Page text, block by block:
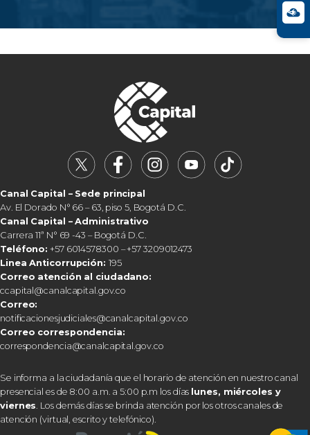
Canal Capital – Sede principal
Av. El Dorado N° 66 – 63, piso 5, Bogotá D.C.
Canal Capital – Administrativo
Carrera 11ª N° 69 -43 – Bogotá D.C.
Teléfono: +57 6014578300 – +57 3209012473
Linea Anticorrupción: 195
Correo atención al ciudadano:
ccapital@canalcapital.gov.co
Correo:
notificacionesjudiciales@canalcapital.gov.co
Correo correspondencia:
correspondencia@canalcapital.gov.co
Se informa a la ciudadanía que el horario de atención en nuestro canal
presencial es de 8:00 a.m. a 5:00 p.m los días lunes, miércoles y
viernes. Los demás días se brinda atención por los otros canales de
atención (virtual, escrito y telefónico).